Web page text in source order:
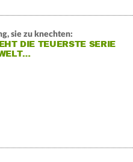
sie zu knechten:
DIE TEUERSTE SERIE